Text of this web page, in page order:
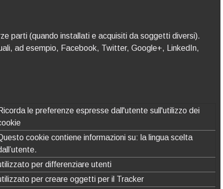
parti (quando installati e acquisiti da soggetti diversi).
ad esempio, Facebook, Twitter, Google+, LinkedIn,
le preferenze espresse dall'utente sull'utilizzo dei
cookie contiene informazioni su: la lingua scelta
per differenziare utenti
per creare oggetti per il Tracker